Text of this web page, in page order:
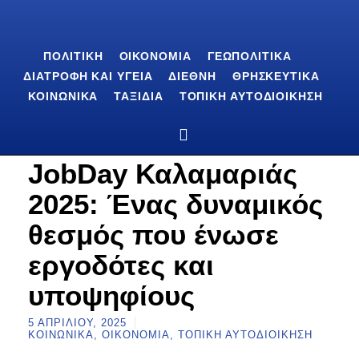
ΠΟΛΙΤΙΚΉ ΟΙΚΟΝΟΜΊΑ
ΓΕΩΠΟΛΙΤΙΚΆ
ΔΙΑΤΡΟΦΉ ΚΑΙ ΥΓΕΊΑ
ΔΙΕΘΝΉ
ΘΡΗΣΚΕΥΤΙΚΆ
ΚΟΙΝΩΝΙΚΆ
ΤΑΞΊΔΙΑ ΤΟΠΙΚΉ ΑΥΤΟΔΙΟΊΚΗΣΗ
JobDay Καλαμαριάς
2025: Ένας δυναμικός
θεσμός που ένωσε
εργοδότες και
υποψηφίους
5 ΑΠΡΙΛΊΟΥ, 2025
ΚΟΙΝΩΝΙΚΆ, ΟΙΚΟΝΟΜΊΑ, ΤΟΠΙΚΉ ΑΥΤΟΔΙΟΊΚΗΣΗ